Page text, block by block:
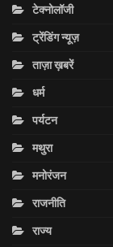
टेक्नोलॉजी
ट्रेंडिंग न्यूज़
ताज़ा ख़बरें
धर्म
पर्यटन
मथुरा
मनोरंजन
राजनीति
राज्य